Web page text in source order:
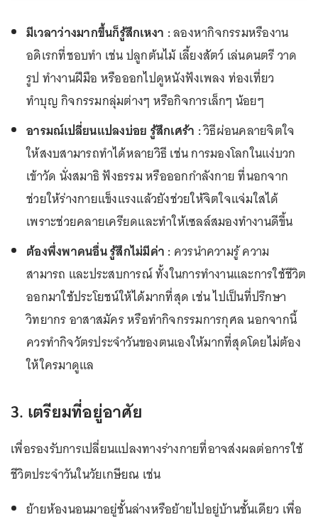
มีเวลาว่างมากขึ้นก็รู้สึกเหงา :ลองหากิจกรรมหรืองาน
อดิเรกที่ชอบทำ เช่น ปลูกต้นไม้ เลี้ยงสัตว์ เล่นดนตรี วาด
รูป ทำงานฝีมือ หรือออกไปดูหนังฟังเพลง ท่องเที่ยว
ทำบุญ กิจกรรมกลุ่มต่างๆ หรือกิจการเล็กๆ น้อยๆ
อารมณ์เปลี่ยนแปลงบ่อย รู้สึกเศร้า :วิธีผ่อนคลายจิตใจ
ให้สงบสามารถทำได้หลายวิธี เช่น การมองโลกในแง่บวก
เข้าวัด นั่งสมาธิ ฟังธรรม หรือออกกำลังกาย ที่นอกจาก
ช่วยให้ร่างกายแข็งแรงแล้วยังช่วยให้จิตใจแจ่มใสได้
เพราะช่วยคลายเครียดและทำให้เซลล์สมองทำงานดีขึ้น
ต้องพึ่งพาคนอื่น รู้สึกไม่มีค่า : ควรนำความรู้ ความ
สามารถ และประสบการณ์ ทั้งในการทำงานและการใช้ชีวิต
ออกมาใช้ประโยชน์ให้ได้มากที่สุด เช่น ไปเป็นที่ปรึกษา
วิทยากร อาสาสมัคร หรือทำกิจกรรมการกุศล นอกจากนี้
ควรทำกิจวัตรประจำวันของตนเองให้มากที่สุดโดยไม่ต้อง
ให้ใครมาดูแล
3. เตรียมที่อยู่อาศัย
เพื่อรองรับการเปลี่ยนแปลงทางร่างกายที่อาจส่งผลต่อการใช้
ชีวิตประจำวันในวัยเกษียณ เช่น
ย้ายห้องนอนมาอยู่ชั้นล่างหรือย้ายไปอยู่บ้านชั้นเดียว เพื่อ